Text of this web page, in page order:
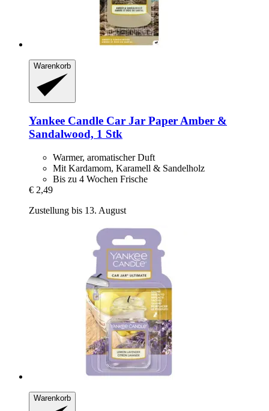
Warenkorb
Yankee Candle Car Jar Paper Amber &
Sandalwood, 1 Stk
Warmer, aromatischer Duft
Mit Kardamom, Karamell & Sandelholz
Bis zu 4 Wochen Frische
€ 2,49
Zustellung bis 13. August
Warenkorb